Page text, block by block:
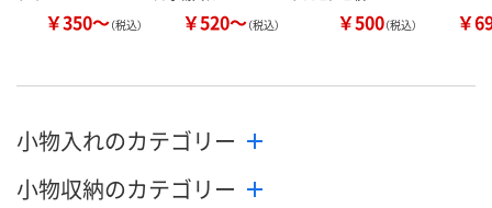
￥350～（税込） ￥520～（税込） ￥500（税込） ￥
小物入れのカテゴリー
小物収納のカテゴリー